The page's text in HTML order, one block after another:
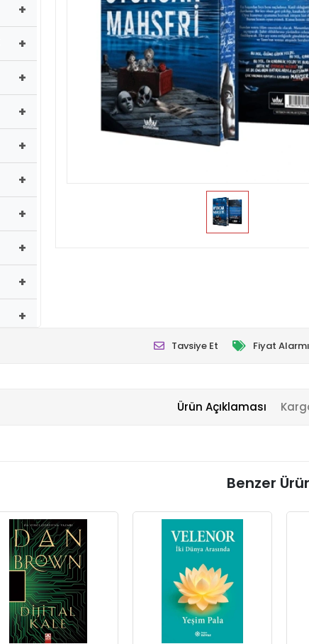
+
+
+
+
+
+
+
+
+
+
Tavsiye Et Fiyat Alarmı
Ürün Açıklaması
Benzer